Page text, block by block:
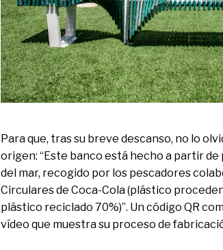
Para que, tras su breve descanso, no lo
origen: “Este banco está hecho a partir
del mar, recogido por los pescadores
Circulares de Coca-Cola (plástico
plástico reciclado 70%)”. Un código QR
vídeo que muestra su proceso de